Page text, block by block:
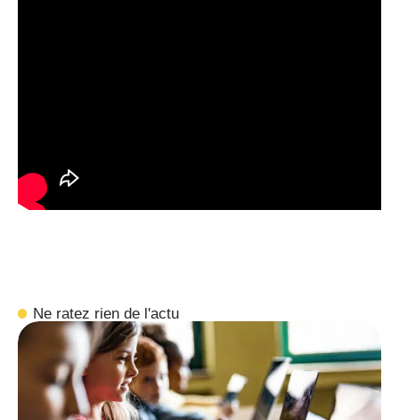
Ne ratez rien de l'actu